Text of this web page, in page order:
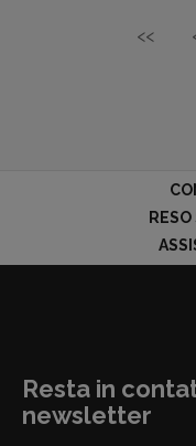
<<
Resta in
newsletter